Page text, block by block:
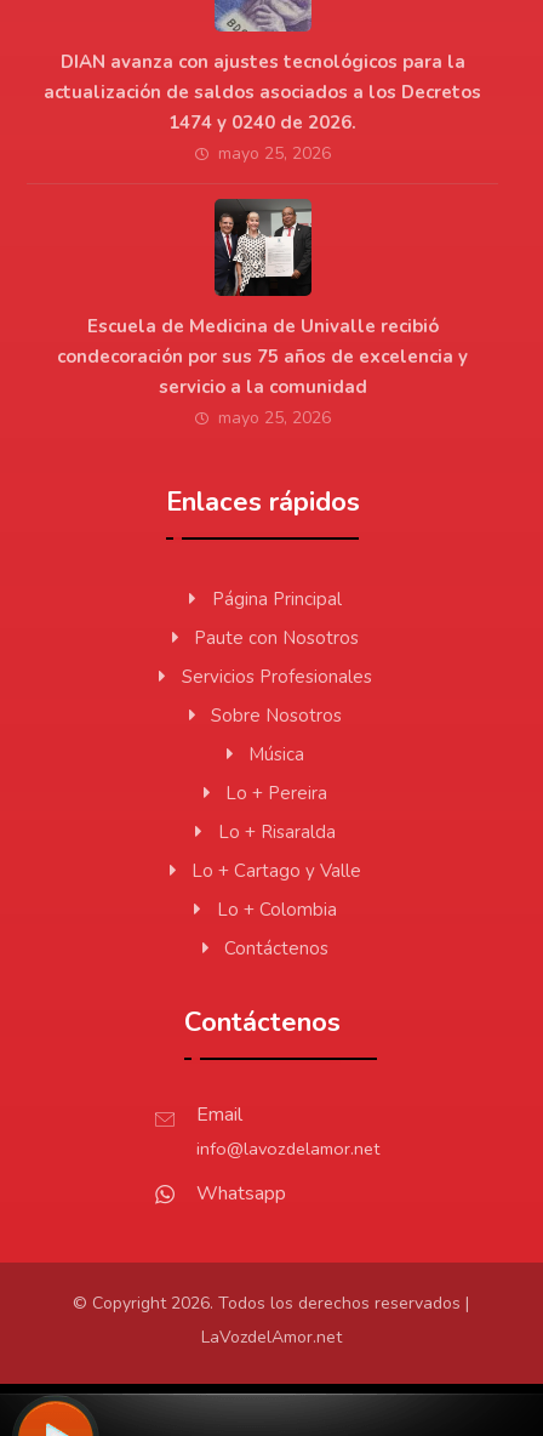
DIAN avanza con ajustes tecnológicos para la
actualización de saldos asociados a los Decretos
1474 y 0240 de 2026.
mayo 25, 2026
Escuela de Medicina de Univalle recibió
condecoración por sus 75 años de excelencia y
servicio a la comunidad
mayo 25, 2026
Enlaces rápidos
Página Principal
Paute con Nosotros
Servicios Profesionales
Sobre Nosotros
Música
Lo + Pereira
Lo + Risaralda
Lo + Cartago y Valle
Lo + Colombia
Contáctenos
Contáctenos
Email
info@lavozdelamor.net
Whatsapp
© Copyright 2026. Todos los derechos reservados |
LaVozdelAmor.net
Protección de Datos